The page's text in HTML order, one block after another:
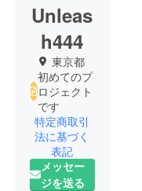
Unleas
h444
東京都
初めてのプ
ロジェクト
です
特定商取引
法に基づく
表記
メッセー
ジを送る